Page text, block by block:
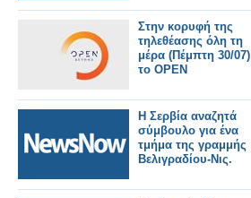
Στην κορυφή της
τηλεθέασης όλη τη
μέρα (Πέμπτη 30/07)
το OPEN
Η Σερβία αναζητά
σύμβουλο για ένα
τμήμα της γραμμής
Βελιγραδίου-Νις.